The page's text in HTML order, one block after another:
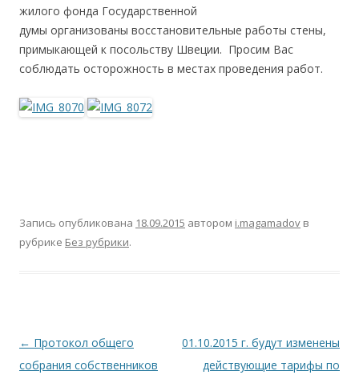
жилого фонда Государственной
думы организованы восстановительные работы стены,
примыкающей к посольству Швеции. Просим Вас
соблюдать осторожность в местах проведения работ.
Запись опубликована 18.09.2015 автором i.magamadov в
рубрике Без рубрики.
Навигация
по
← Протокол общего
собрания собственников
01.10.2015 г. будут изменены
действующие тарифы по